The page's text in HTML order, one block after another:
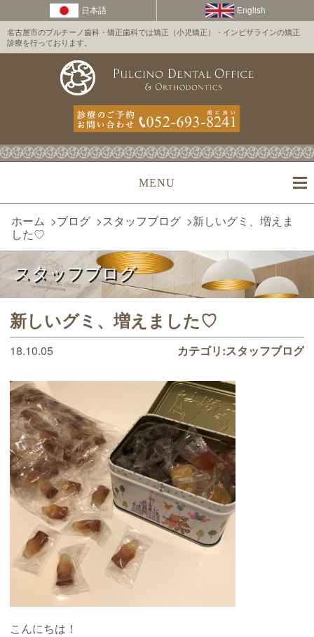
名古屋市のプルチーノ歯科・矯正歯科では矯正（小児矯正）・インビザラインの矯正
診療を行っております。
MENU
ホーム >ブログ >スタッフブログ >新しいグミ、増えま
した♡
スタッフブログ
新しいグミ、増えました♡
18.10.05 カテゴリ:スタッフブログ
こんにちは！